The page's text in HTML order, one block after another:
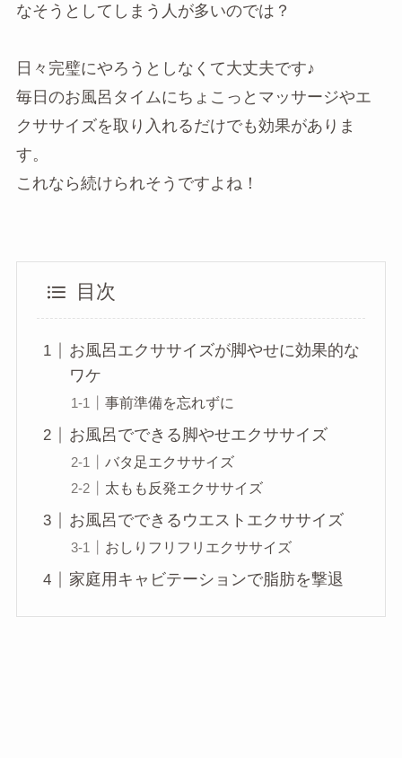
なそうとしてしまう人が多いのでは？
日々完璧にやろうとしなくて大丈夫です♪
毎日のお風呂タイムにちょこっとマッサージやエ
クササイズを取り入れるだけでも効果がありま
す。
これなら続けられそうですよね！
目次
お風呂エクササイズが脚やせに効果的な
ワケ
事前準備を忘れずに
お風呂でできる脚やせエクササイズ
バタ足エクササイズ
太もも反発エクササイズ
お風呂でできるウエストエクササイズ
おしりフリフリエクササイズ
家庭用キャビテーションで脂肪を撃退